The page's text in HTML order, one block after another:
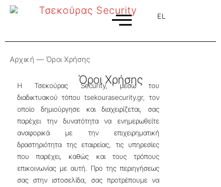
EL
EN
Αρχική —Όροι Χρήσης
Όροι Χρήσης
Η Τσεκούρας Security, μέσω του
διαδικτυακού τόπου tsekourasecurity.gr, τον
οποίο δημιούργησε και διαχειρίζεται, σας
παρέχει την δυνατότητα να ενημερωθείτε
αναφορικά με την επιχειρηματική
δραστηριότητα της εταιρείας, τις υπηρεσίες
που παρέχει, καθώς και τους τρόπους
επικοινωνίας με αυτή. Προ της περιηγήσεως
σας στην ιστοσελίδα, σας προτρέπουμε να